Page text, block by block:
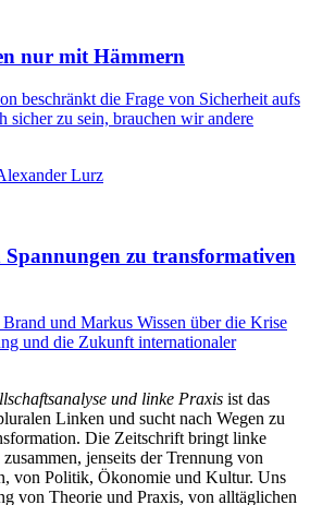
nur mit Hämmern
beschränkt die Frage von Sicherheit aufs
zu sein, brauchen wir andere
Lurz
zu transformativen
und Markus Wissen über die Krise
und die Zukunft internationaler
und linke Praxis ist das
Linken und sucht nach Wegen zu
Die Zeitschrift bringt linke
jenseits der Trennung von
von Politik, Ökonomie und Kultur. Uns
von Theorie und Praxis, von alltäglichen